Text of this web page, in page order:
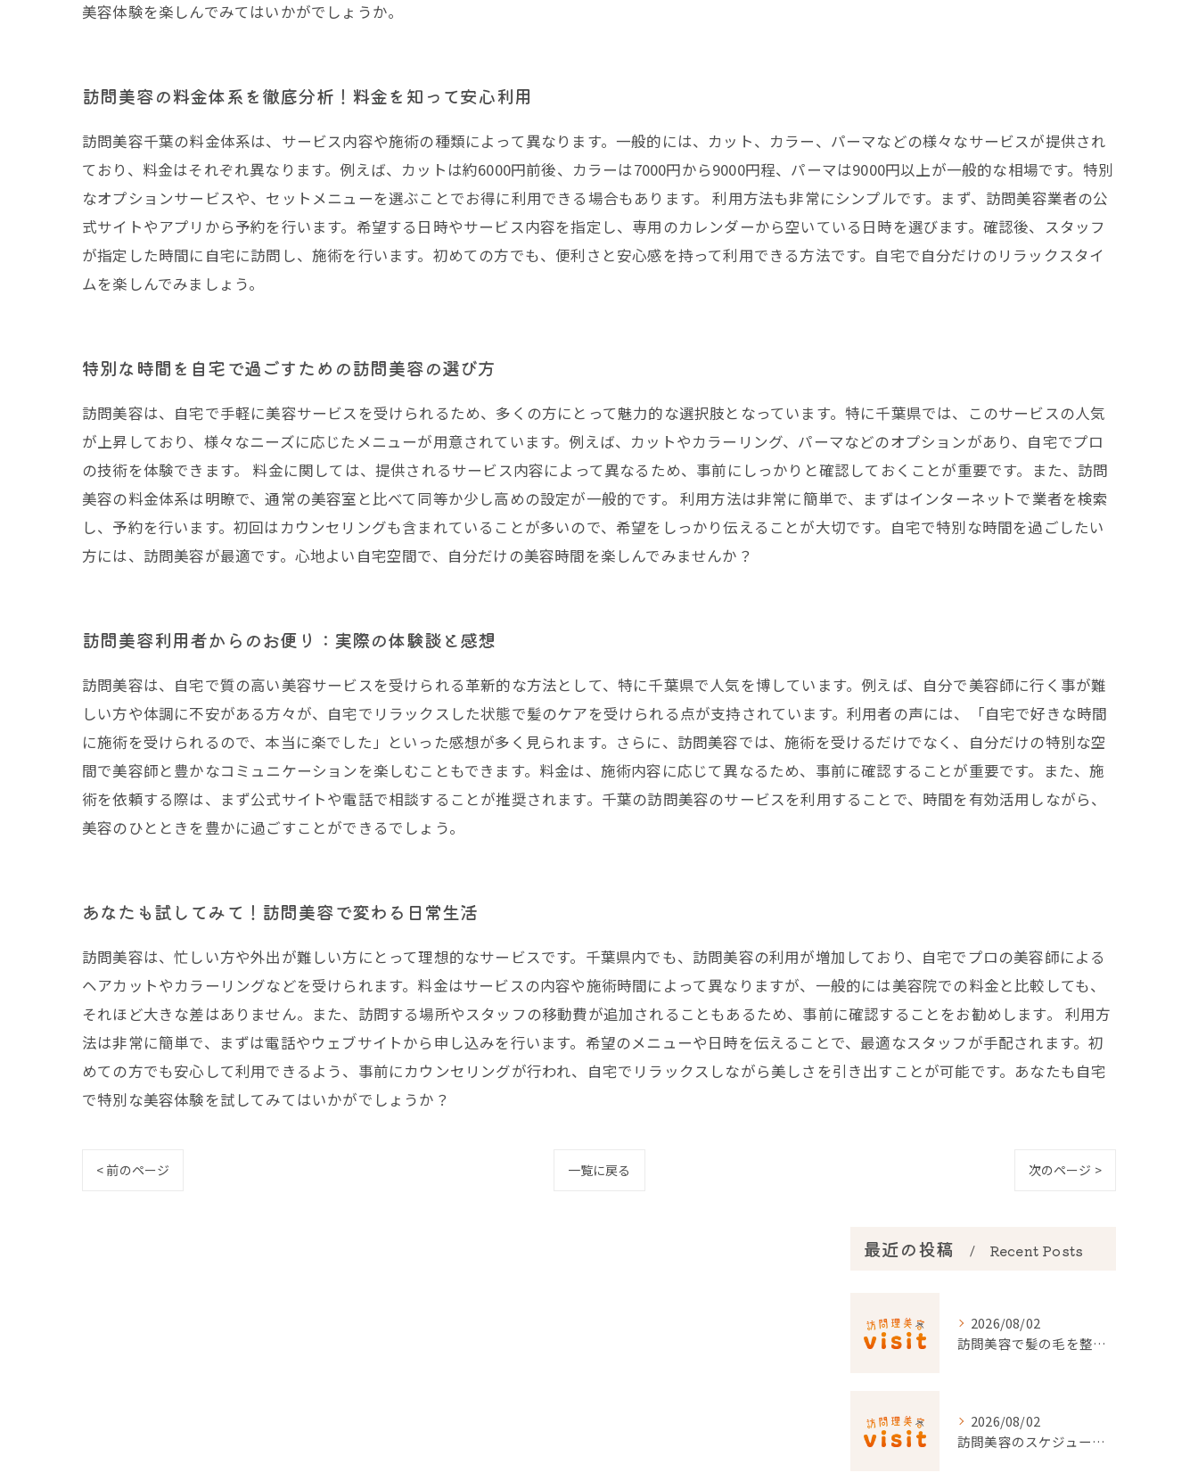
美容体験を楽しんでみてはいかがでしょうか。
訪問美容の料金体系を徹底分析！料金を知って安心利用
訪問美容千葉の料金体系は、サービス内容や施術の種類によって異なります。一般的には、カット、カラー、パーマなどの様々なサービスが提供され
ており、料金はそれぞれ異なります。例えば、カットは約6000円前後、カラーは7000円から9000円程、パーマは9000円以上が一般的な相場です。特別
なオプションサービスや、セットメニューを選ぶことでお得に利用できる場合もあります。 利用方法も非常にシンプルです。まず、訪問美容業者の公
式サイトやアプリから予約を行います。希望する日時やサービス内容を指定し、専用のカレンダーから空いている日時を選びます。確認後、スタッフ
が指定した時間に自宅に訪問し、施術を行います。初めての方でも、便利さと安心感を持って利用できる方法です。自宅で自分だけのリラックスタイ
ムを楽しんでみましょう。
特別な時間を自宅で過ごすための訪問美容の選び方
訪問美容は、自宅で手軽に美容サービスを受けられるため、多くの方にとって魅力的な選択肢となっています。特に千葉県では、このサービスの人気
が上昇しており、様々なニーズに応じたメニューが用意されています。例えば、カットやカラーリング、パーマなどのオプションがあり、自宅でプロ
の技術を体験できます。 料金に関しては、提供されるサービス内容によって異なるため、事前にしっかりと確認しておくことが重要です。また、訪問
美容の料金体系は明瞭で、通常の美容室と比べて同等か少し高めの設定が一般的です。 利用方法は非常に簡単で、まずはインターネットで業者を検索
し、予約を行います。初回はカウンセリングも含まれていることが多いので、希望をしっかり伝えることが大切です。自宅で特別な時間を過ごしたい
方には、訪問美容が最適です。心地よい自宅空間で、自分だけの美容時間を楽しんでみませんか？
訪問美容利用者からのお便り：実際の体験談と感想
訪問美容は、自宅で質の高い美容サービスを受けられる革新的な方法として、特に千葉県で人気を博しています。例えば、自分で美容師に行く事が難
しい方や体調に不安がある方々が、自宅でリラックスした状態で髪のケアを受けられる点が支持されています。利用者の声には、「自宅で好きな時間
に施術を受けられるので、本当に楽でした」といった感想が多く見られます。さらに、訪問美容では、施術を受けるだけでなく、自分だけの特別な空
間で美容師と豊かなコミュニケーションを楽しむこともできます。料金は、施術内容に応じて異なるため、事前に確認することが重要です。また、施
術を依頼する際は、まず公式サイトや電話で相談することが推奨されます。千葉の訪問美容のサービスを利用することで、時間を有効活用しながら、
美容のひとときを豊かに過ごすことができるでしょう。
あなたも試してみて！訪問美容で変わる日常生活
訪問美容は、忙しい方や外出が難しい方にとって理想的なサービスです。千葉県内でも、訪問美容の利用が増加しており、自宅でプロの美容師による
ヘアカットやカラーリングなどを受けられます。料金はサービスの内容や施術時間によって異なりますが、一般的には美容院での料金と比較しても、
それほど大きな差はありません。また、訪問する場所やスタッフの移動費が追加されることもあるため、事前に確認することをお勧めします。 利用方
法は非常に簡単で、まずは電話やウェブサイトから申し込みを行います。希望のメニューや日時を伝えることで、最適なスタッフが手配されます。初
めての方でも安心して利用できるよう、事前にカウンセリングが行われ、自宅でリラックスしながら美しさを引き出すことが可能です。あなたも自宅
で特別な美容体験を試してみてはいかがでしょうか？
< 前のページ 一覧に戻る 次のページ >
最近の投稿 Recent Posts
2026/08/02
訪問美容で髪の毛を整える事前準備と安心料金ポイントを徹底解説
2026/08/02
訪問美容のスケジュール調整を東京都でスムーズに行うポイント